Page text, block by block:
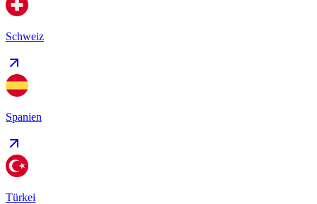
Schweiz
Spanien
Türkei